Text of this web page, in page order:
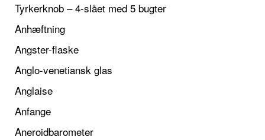
Tyrkerknob – 4-slået med 5 bugter
Anhæftning
Angster-flaske
Anglo-venetiansk glas
Anglaise
Anfange
Aneroidbarometer